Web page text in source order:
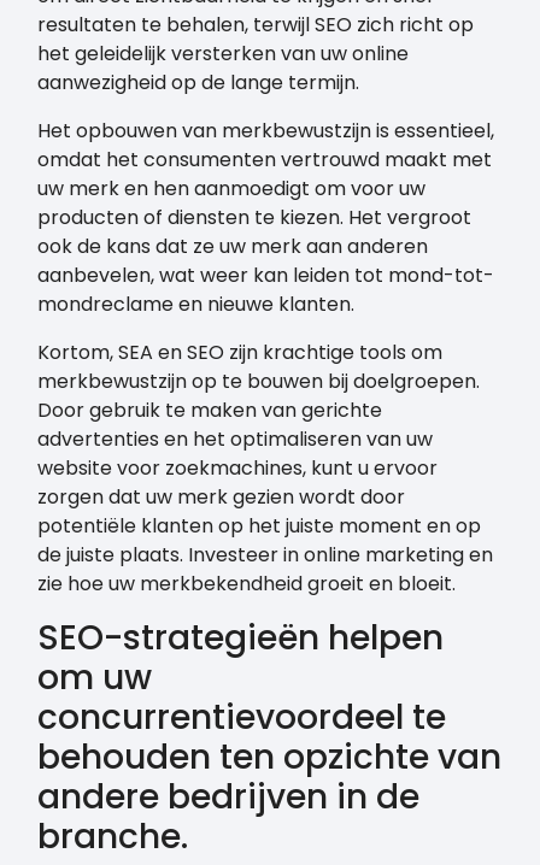
resultaten te behalen, terwijl SEO zich richt op
het geleidelijk versterken van uw online
aanwezigheid op de lange termijn.
Het opbouwen van merkbewustzijn is essentieel,
omdat het consumenten vertrouwd maakt met
uw merk en hen aanmoedigt om voor uw
producten of diensten te kiezen. Het vergroot
ook de kans dat ze uw merk aan anderen
aanbevelen, wat weer kan leiden tot mond-tot-
mondreclame en nieuwe klanten.
Kortom, SEA en SEO zijn krachtige tools om
merkbewustzijn op te bouwen bij doelgroepen.
Door gebruik te maken van gerichte
advertenties en het optimaliseren van uw
website voor zoekmachines, kunt u ervoor
zorgen dat uw merk gezien wordt door
potentiële klanten op het juiste moment en op
de juiste plaats. Investeer in online marketing en
zie hoe uw merkbekendheid groeit en bloeit.
SEO-strategieën helpen
om uw
concurrentievoordeel te
behouden ten opzichte van
andere bedrijven in de
branche.